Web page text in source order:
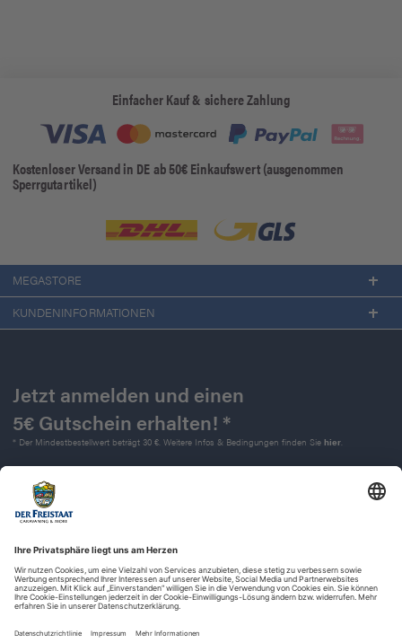
Einfacher Kauf & sichere Zahlung
Kostenloser Versand in DE ab 50€ Einkaufswert (ausgenommen
Sperrgutartikel)
MEGASTORE
KUNDENINFORMATIONEN
Jetzt anmelden und einen
5€ Gutschein erhalten! *
* Der Mindestbestellwert beträgt 30 €. Weitere Infos & Bedingungen finden Sie hier.